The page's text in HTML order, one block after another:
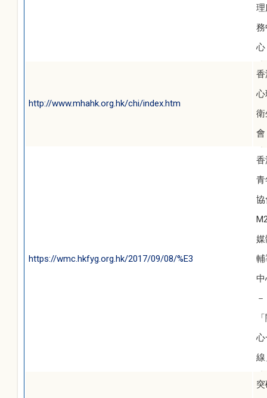
理
務
心
http://www.mhahk.org.hk/chi/index.htm
香
心
衛
會
https://wmc.hkfyg.org.hk/2017/09/08/%E3
香
青
協
媒
輔
中
－
心
線